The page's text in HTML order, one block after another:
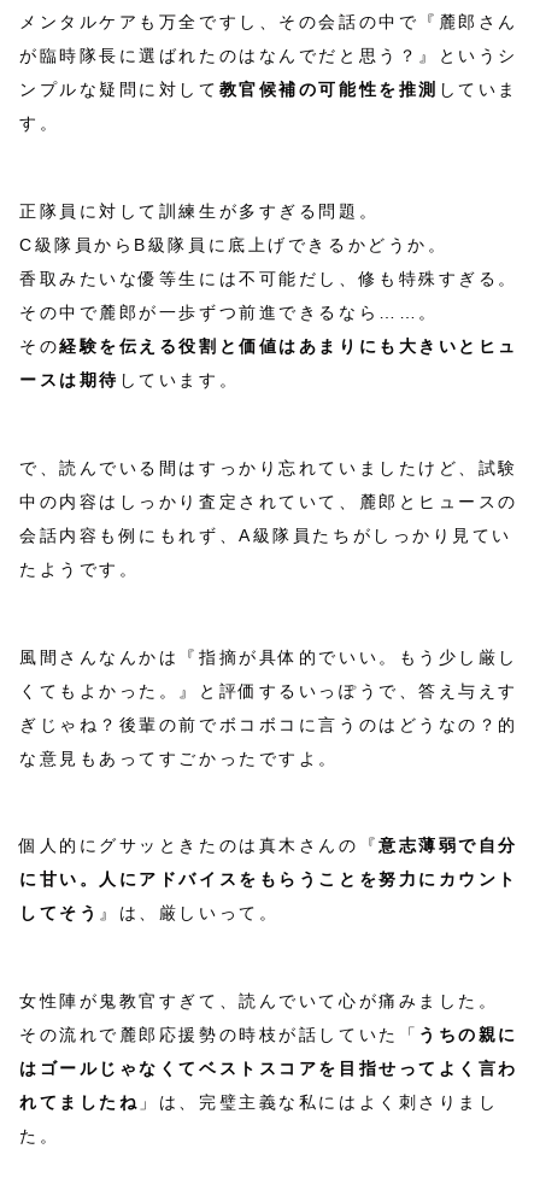
メンタルケアも万全ですし、その会話の中で『麓郎さん
が臨時隊長に選ばれたのはなんでだと思う？』というシ
ンプルな疑問に対して 教官候補の可能性を推測 していま
す。
正隊員に対して訓練生が多すぎる問題。
C級隊員からB級隊員に底上げできるかどうか。
香取みたいな優等生には不可能だし、修も特殊すぎる。
その中で麓郎が一歩ずつ前進できるなら……。
その経験を伝える役割と価値はあまりにも大きいとヒュ
ースは期待 しています。
で、読んでいる間はすっかり忘れていましたけど、試験
中の内容はしっかり査定されていて、麓郎とヒュースの
会話内容も例にもれず、A級隊員たちがしっかり見てい
たようです。
風間さんなんかは『指摘が具体的でいい。もう少し厳し
くてもよかった。』と評価するいっぽうで、答え与えす
ぎじゃね？後輩の前でボコボコに言うのはどうなの？的
な意見もあってすごかったですよ。
個人的にグサッときたのは真木さんの『意志薄弱で自分
に甘い。人にアドバイスをもらうことを努力にカウント
してそう 』は、厳しいって。
女性陣が鬼教官すぎて、読んでいて心が痛みました。
その流れで麓郎応援勢の時枝が話していた「 うちの親に
はゴールじゃなくてベストスコアを目指せってよく言わ
れてましたね 」は、完璧主義な私にはよく刺さりまし
た。